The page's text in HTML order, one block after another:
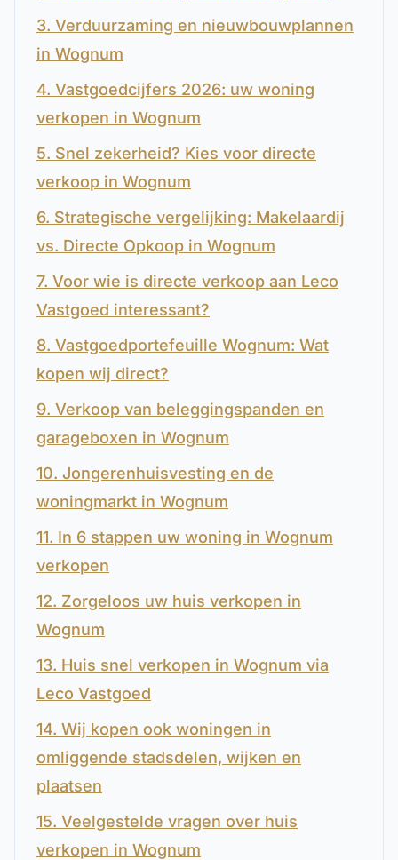
3. Verduurzaming en nieuwbouwplannen
in Wognum
4. Vastgoedcijfers 2026: uw woning
verkopen in Wognum
5. Snel zekerheid? Kies voor directe
verkoop in Wognum
6. Strategische vergelijking: Makelaardij
vs. Directe Opkoop in Wognum
7. Voor wie is directe verkoop aan Leco
Vastgoed interessant?
8. Vastgoedportefeuille Wognum: Wat
kopen wij direct?
9. Verkoop van beleggingspanden en
garageboxen in Wognum
10. Jongerenhuisvesting en de
woningmarkt in Wognum
11. In 6 stappen uw woning in Wognum
verkopen
12. Zorgeloos uw huis verkopen in
Wognum
13. Huis snel verkopen in Wognum via
Leco Vastgoed
14. Wij kopen ook woningen in
omliggende stadsdelen, wijken en
plaatsen
15. Veelgestelde vragen over huis
verkopen in Wognum